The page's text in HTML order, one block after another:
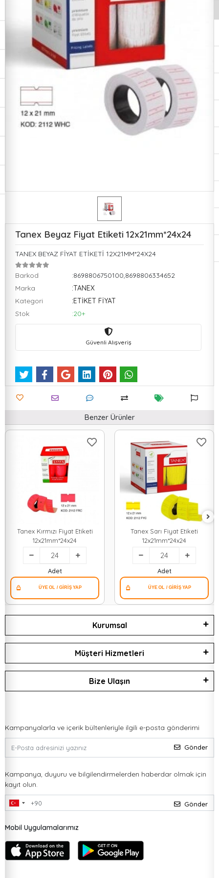
Tanex Beyaz Fiyat Etiketi 12x21mm*24x24
TANEX BEYAZ FİYAT ETİKETİ 12X21MM*24X24
Barkod
:8698806750100,8698806334652
Marka
:TANEX
Kategori
:ETİKET FİYAT
Stok
:20+
Güvenli Alışveriş
Benzer Ürünler
Tanex Kırmızı Fiyat Etiketi
12x21mm*24x24
Adet
Tanex Sarı Fiyat Etiketi
12x21mm*24x24
Adet
Kurumsal
Müşteri Hizmetleri
Bize Ulaşın
Kampanyalarla ve içerik bültenleriyle ilgili e-posta gönderimi
Gönder
Kampanya, duyuru ve bilgilendirmelerden haberdar olmak için
kayıt olun.
Gönder
Mobil Uygulamalarımız